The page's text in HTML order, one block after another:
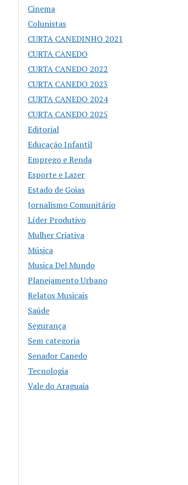
Cinema
Colunistas
CURTA CANEDINHO 2021
CURTA CANEDO
CURTA CANEDO 2022
CURTA CANEDO 2023
CURTA CANEDO 2024
CURTA CANEDO 2025
Editorial
Educação Infantil
Emprego e Renda
Esporte e Lazer
Estado de Goias
Jornalismo Comunitário
Líder Produtivo
Mulher Criativa
Música
Musica Del Mundo
Planejamento Urbano
Relatos Musicais
Saúde
Segurança
Sem categoria
Senador Canedo
Tecnologia
Vale do Araguaia